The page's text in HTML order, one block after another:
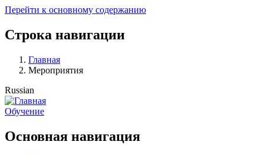
Перейти к основному содержанию
Строка навигации
Главная
Мероприятия
Russian
Обучение
Основная навигация